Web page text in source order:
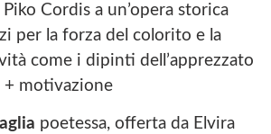
Cordis a un’opera storica
per la forza del colorito e la
come i dipinti dell’apprezzato
+ motivazione
poetessa, offerta da Elvira